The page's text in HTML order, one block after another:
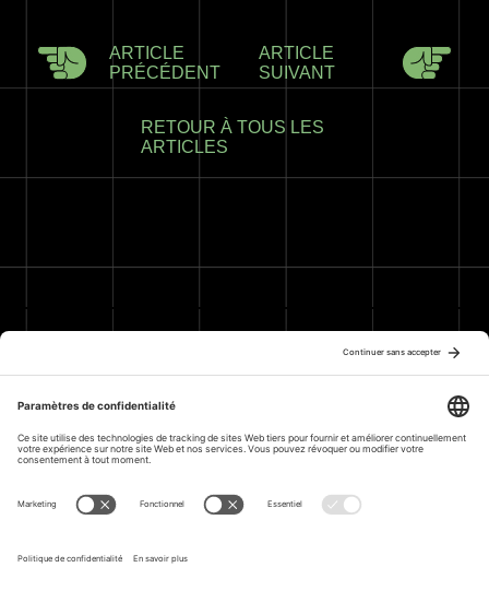
ARTICLE
PRÉCÉDENT
RETOUR À TOUS LES
ARTICLES
ARTICLE
SUIVANT
VOICI QUELQUES
INTÉRESSANTES :